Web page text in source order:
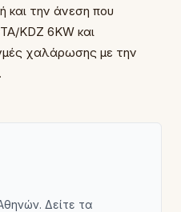
και την άνεση που
KDZ 6KW και
χαλάρωσης με την
Δείτε τα